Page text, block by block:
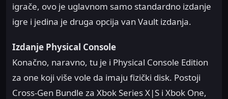
igrače, ovo je uglavnom samo standardno izdanje
igre i jedina je druga opcija van Vault izdanja.
Izdanje Physical Console
Konačno, naravno, tu je i Physical Console Edition
za one koji više vole da imaju fizički disk. Postoji
Cross-Gen Bundle za Xbok Series X|S i Xbok One,